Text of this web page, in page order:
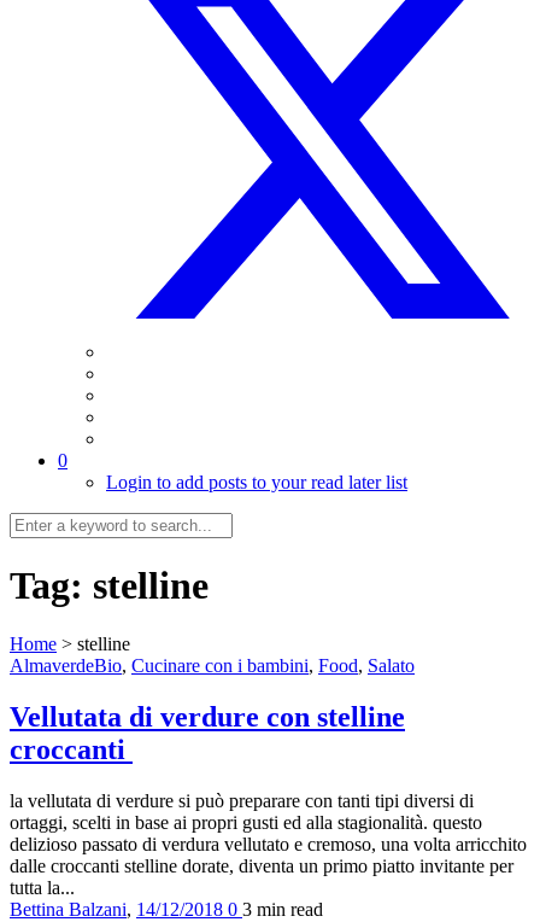
0
Login to add posts to your read later list
Tag: stelline
Home > stelline
AlmaverdeBio, Cucinare con i bambini, Food, Salato
Vellutata di verdure con stelline
croccanti
la vellutata di verdure si può preparare con tanti tipi diversi di
ortaggi, scelti in base ai propri gusti ed alla stagionalità. questo
delizioso passato di verdura vellutato e cremoso, una volta arricchito
dalle croccanti stelline dorate, diventa un primo piatto invitante per
tutta la...
Bettina Balzani, 14/12/2018 0 3 min read